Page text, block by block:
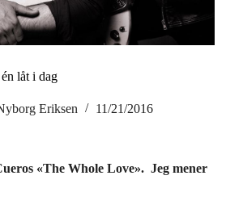
låt i dag
Eriksen 11/21/2016
«The Whole Love». Jeg mener